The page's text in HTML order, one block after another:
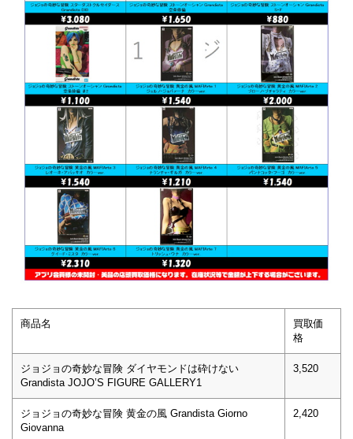
商品名
買取価
格
ジョジョの奇妙な冒険 ダイヤモンドは砕けない
Grandista JOJO’S FIGURE GALLERY1
3,520
ジョジョの奇妙な冒険 黄金の風 Grandista Giorno
Giovanna
2,420